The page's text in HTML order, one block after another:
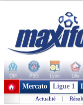
OM PSG Lyon Lille
+ de clubs
Mercato Ligue 1
Actualité |